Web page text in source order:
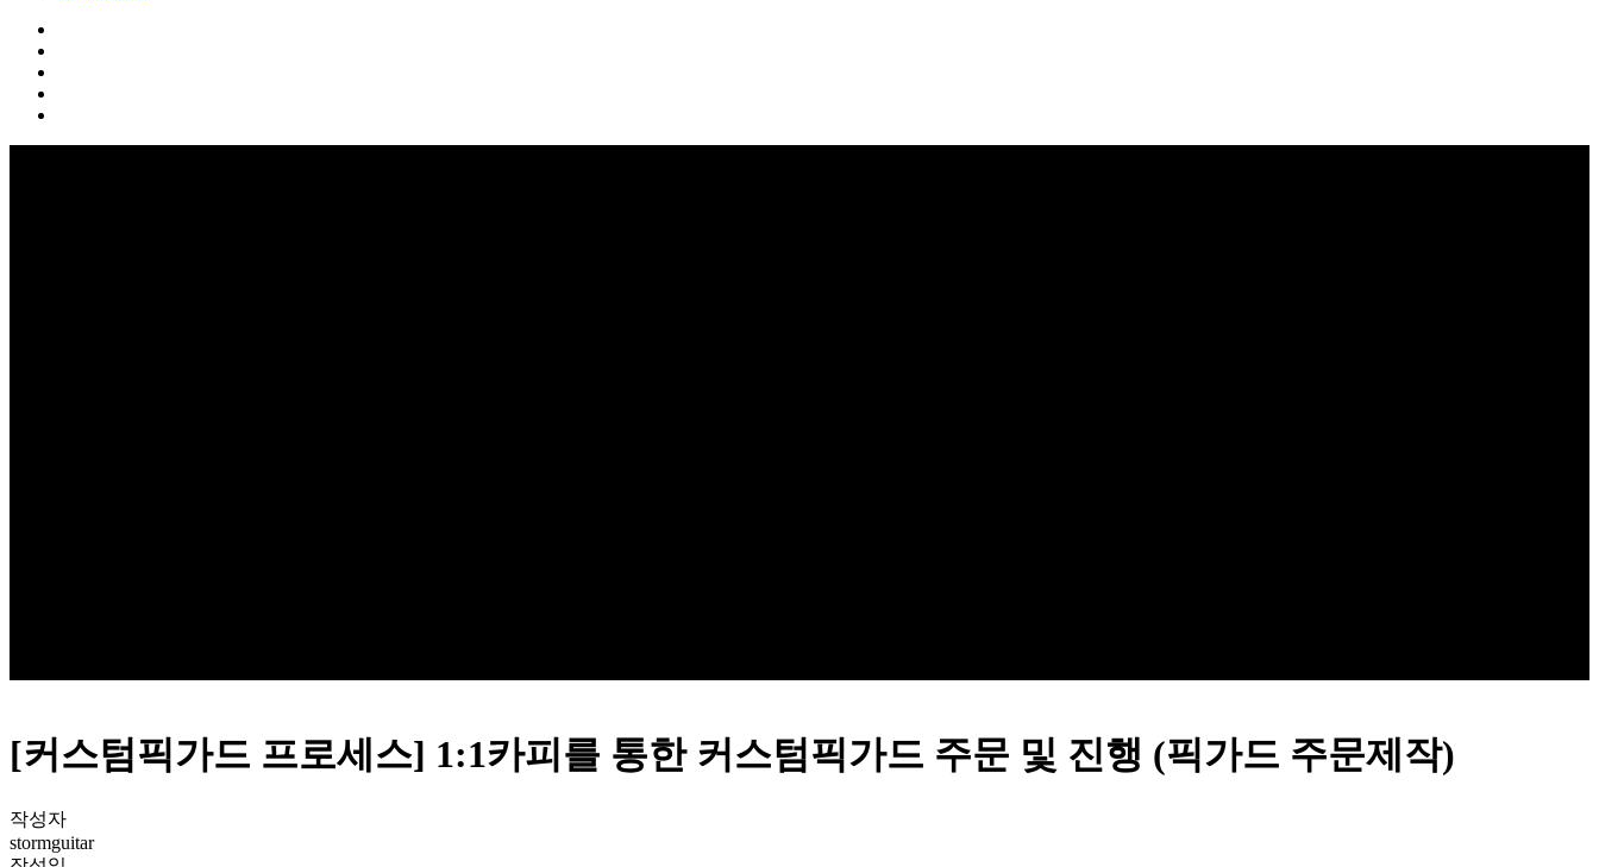
[커스텀픽가드 프로세스] 1:1카피를 통한 커스텀픽가드 주문 및 진행 (픽가드 주문제작)
작성자
stormguitar